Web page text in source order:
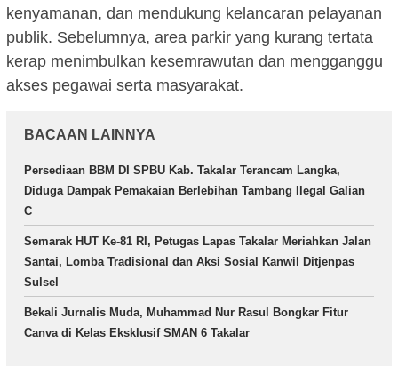
kenyamanan, dan mendukung kelancaran pelayanan
publik. Sebelumnya, area parkir yang kurang tertata
kerap menimbulkan kesemrawutan dan mengganggu
akses pegawai serta masyarakat.
BACAAN LAINNYA
Persediaan BBM DI SPBU Kab. Takalar Terancam Langka,
Diduga Dampak Pemakaian Berlebihan Tambang Ilegal Galian
C
Semarak HUT Ke-81 RI, Petugas Lapas Takalar Meriahkan Jalan
Santai, Lomba Tradisional dan Aksi Sosial Kanwil Ditjenpas
Sulsel
Bekali Jurnalis Muda, Muhammad Nur Rasul Bongkar Fitur
Canva di Kelas Eksklusif SMAN 6 Takalar